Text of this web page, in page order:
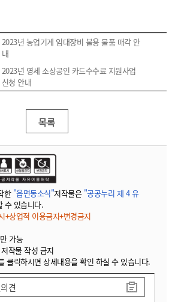
2023년 농업기계 임대장비 불용 물품 매각 안
내
2023년 영세 소상공인 카드수수료 지원사업
신청 안내
목록
한 "읍면동소식"저작물은 "공공누리 제 4 유
수 있습니다.
+상업적 이용금지+변경금지
가능
작물 작성 금지
클릭하시면 상세내용을 확인 하실 수 있습니다.
견